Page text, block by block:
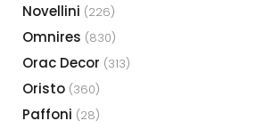
Novellini (226)
Omnires (830)
Orac Decor (313)
Oristo (360)
Paffoni (28)